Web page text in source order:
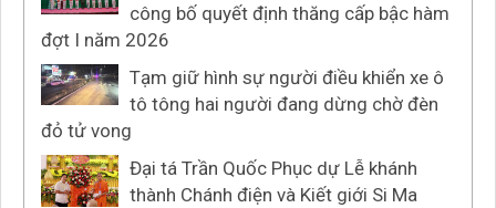
công bố quyết định thăng cấp bậc hàm
đợt I năm 2026
Tạm giữ hình sự người điều khiển xe ô
tô tông hai người đang dừng chờ đèn
đỏ tử vong
Đại tá Trần Quốc Phục dự Lễ khánh
thành Chánh điện và Kiết giới Si Ma